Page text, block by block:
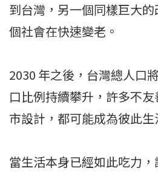
到台灣，另一個同樣巨大
個社會在快速變老。
2030 年之後，台灣總人口
口比例持續攀升，許多不
市設計，都可能成為彼此生
當生活本身已經如此吃力